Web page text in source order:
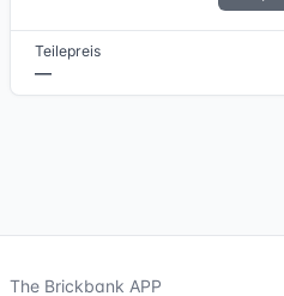
Teilepreis
—
The Brickbank APP